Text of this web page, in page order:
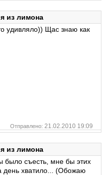
из лимона
удивляло)) Щас знаю как
Отправлено: 21.02.2010 19:09
из лимона
было съесть, мне бы этих
день хватило... (Обожаю